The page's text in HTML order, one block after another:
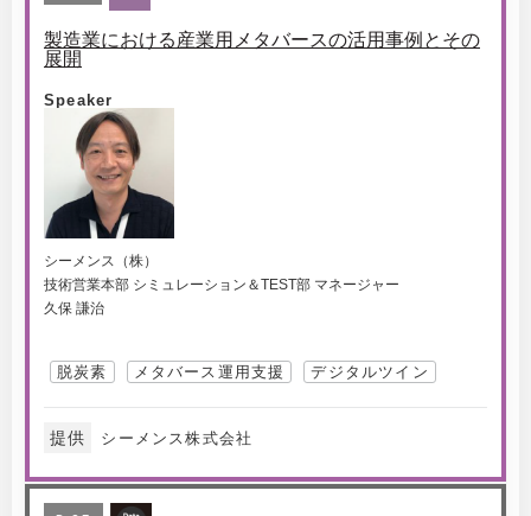
製造業における産業用メタバースの活用事例とその
展開
Speaker
シーメンス（株）
技術営業本部 シミュレーション＆TEST部 マネージャー
久保 謙治
脱炭素 メタバース運用支援 デジタルツイン
提供 シーメンス株式会社